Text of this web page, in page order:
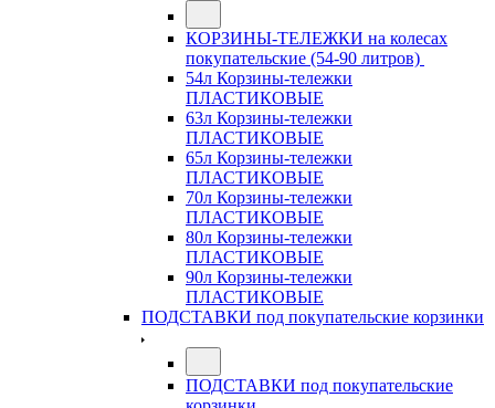
КОРЗИНЫ-ТЕЛЕЖКИ на колесах
покупательские (54-90 литров)
54л Корзины-тележки
ПЛАСТИКОВЫЕ
63л Корзины-тележки
ПЛАСТИКОВЫЕ
65л Корзины-тележки
ПЛАСТИКОВЫЕ
70л Корзины-тележки
ПЛАСТИКОВЫЕ
80л Корзины-тележки
ПЛАСТИКОВЫЕ
90л Корзины-тележки
ПЛАСТИКОВЫЕ
ПОДСТАВКИ под покупательские корзинки
ПОДСТАВКИ под покупательские